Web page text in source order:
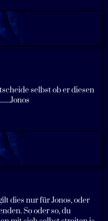
selbst ob er diesen
dies nur für Jonos, oder
So oder so, du